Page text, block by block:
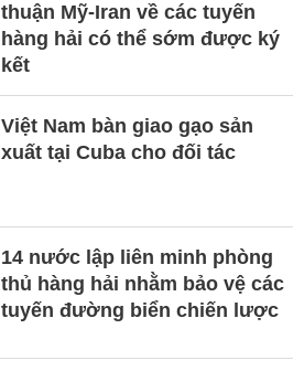
thuận Mỹ-Iran về các tuyến
hàng hải có thể sớm được ký
kết
Việt Nam bàn giao gạo sản
xuất tại Cuba cho đối tác
14 nước lập liên minh phòng
thủ hàng hải nhằm bảo vệ các
tuyến đường biển chiến lược